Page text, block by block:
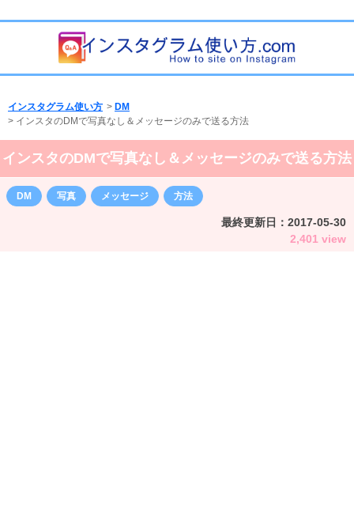
インスタグラム使い方 > DM
> インスタのDMで写真なし＆メッセージのみで送る方法
インスタのDMで写真なし＆メッセージのみで送る方法
DM 写真 メッセージ 方法
最終更新日： 2017-05-30
2,401 view